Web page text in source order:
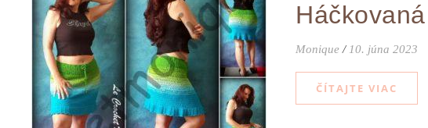
Monique / 10. júna 2023
ČÍTAJTE VIAC